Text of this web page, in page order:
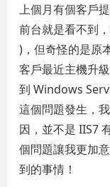
上個月有個客戶
前台就是看不到
)，但奇怪的是原
客戶最近主機升
到 Windows
這個問題發生，
因，並不是 IIS7
個問題讓我更加
到的事情！